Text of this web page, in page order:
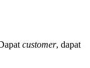
customer, dapat